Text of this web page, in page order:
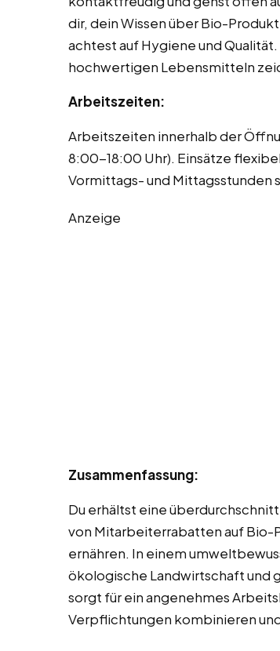
dir, dein Wissen über Bio-
achtest auf Hygiene und
hochwertigen Lebensmitteln
Arbeitszeiten:
Arbeitszeiten innerhalb der
8:00-18:00 Uhr). Einsätze
Vormittags- und Mittagsstunden
Anzeige
Zusammenfassung:
Du erhältst eine
von Mitarbeiterrabatten auf Bio-
ernähren. In einem
ökologische Landwirtschaft und
sorgt für ein angenehmes
Verpflichtungen kombinieren